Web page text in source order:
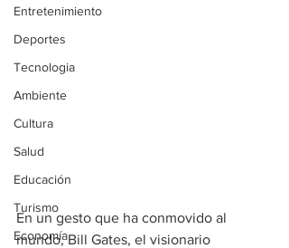
Entretenimiento
Deportes
Tecnologia
Ambiente
Cultura
Salud
Educación
Turismo
Economía
En un gesto que ha conmovido al
mundo, Bill Gates, el visionario